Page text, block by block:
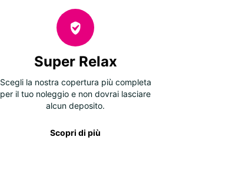
Super Relax
Scegli la nostra copertura più completa
per il tuo noleggio e non dovrai lasciare
alcun deposito.
Scopri di più